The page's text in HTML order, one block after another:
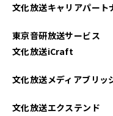
2021年09
2021年06
文化放送キャリアパート
東京音研放送サービス
文化放送iCraft
文化放送メディアブリッ
文化放送エクステンド